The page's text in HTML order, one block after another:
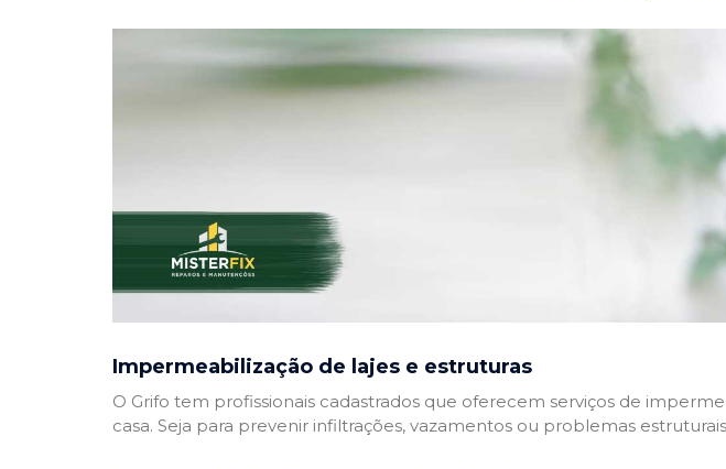
Impermeabilização de lajes e estruturas
O Grifo tem profissionais cadastrados que oferecem serviços de
casa. Seja para prevenir infiltrações, vazamentos ou problemas